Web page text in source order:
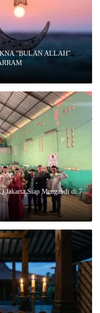
“BULAN ALLAH”
Jakarta Siap Mengabdi di 7